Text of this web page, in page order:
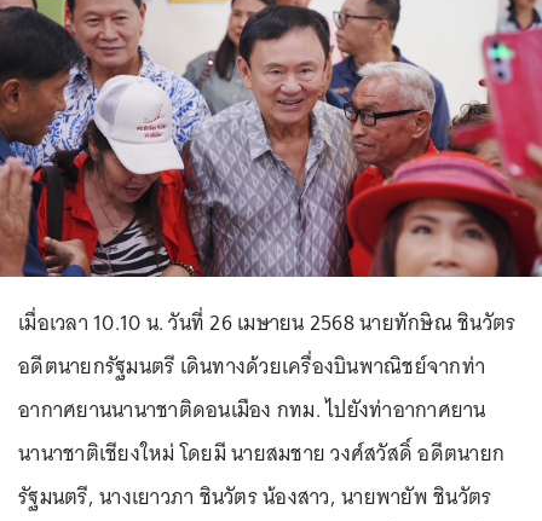
เมื่อเวลา 10.10 น. วันที่ 26 เมษายน 2568 นายทักษิณ ชินวัตร
อดีตนายกรัฐมนตรี เดินทางด้วยเครื่องบินพาณิชย์จากท่า
อากาศยานนานาชาติดอนเมือง กทม. ไปยังท่าอากาศยาน
นานาชาติเชียงใหม่ โดยมี นายสมชาย วงศ์สวัสดิ์ อดีตนายก
รัฐมนตรี, นางเยาวภา ชินวัตร น้องสาว, นายพายัพ ชินวัตร